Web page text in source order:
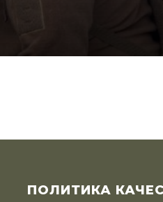
ПОЛИТИКА